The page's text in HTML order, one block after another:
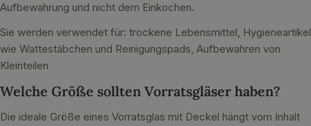
Aufbewahrung und nicht dem Einkochen.
Sie werden verwendet für: trockene Lebensmittel, Hygieneartikel
wie Wattestäbchen und Reinigungspads, Aufbewahren von
Kleinteilen
Welche Größe sollten Vorratsgläser haben?
Die ideale Größe eines Vorratsglas mit Deckel hängt vom Inhalt